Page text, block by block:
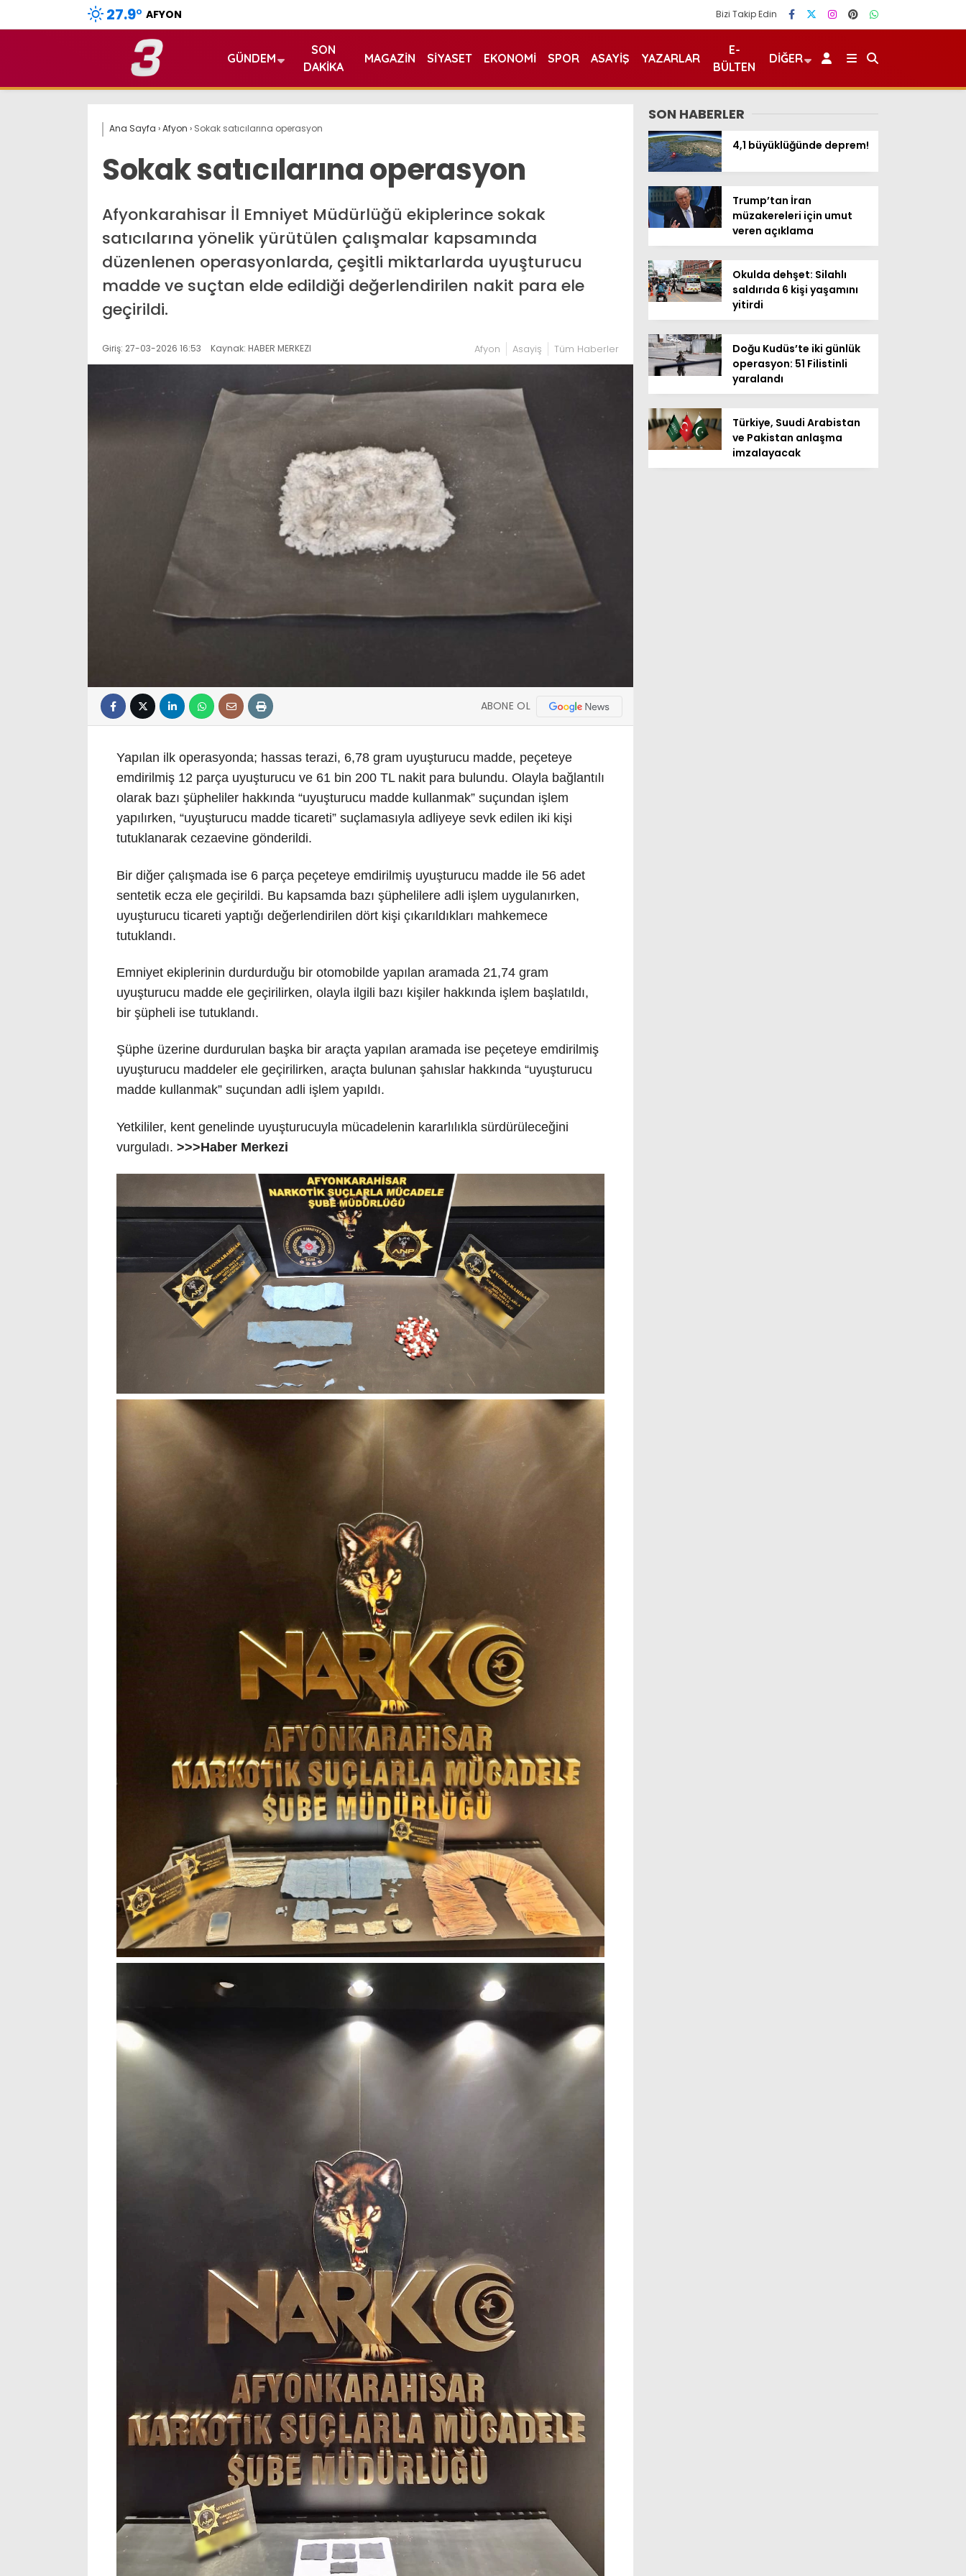
27.9° AFYON Bizi Takip Edin
GÜNDEM
SON
DAKIKA
MAGAZIN SIYASET EKONOMI SPOR ASAYIŞ YAZARLAR
E-
BÜLTEN
DIĞER
Ana Sayfa ›Afyon › Sokak satıcılarına operasyon
Sokak satıcılarına operasyon
Afyonkarahisar İl Emniyet Müdürlüğü ekiplerince sokak
satıcılarına yönelik yürütülen çalışmalar kapsamında
düzenlenen operasyonlarda, çeşitli miktarlarda uyuşturucu
madde ve suçtan elde edildiği değerlendirilen nakit para ele
geçirildi.
Giriş: 27-03-2026 16:53 Kaynak: HABER MERKEZI Afyon Asayiş Tüm Haberler
ABONE OL
Yapılan ilk operasyonda; hassas terazi, 6,78 gram uyuşturucu madde, peçeteye
emdirilmiş 12 parça uyuşturucu ve 61 bin 200 TL nakit para bulundu. Olayla bağlantılı
olarak bazı şüpheliler hakkında “uyuşturucu madde kullanmak” suçundan işlem
yapılırken, “uyuşturucu madde ticareti” suçlamasıyla adliyeye sevk edilen iki kişi
tutuklanarak cezaevine gönderildi.
Bir diğer çalışmada ise 6 parça peçeteye emdirilmiş uyuşturucu madde ile 56 adet
sentetik ecza ele geçirildi. Bu kapsamda bazı şüphelilere adli işlem uygulanırken,
uyuşturucu ticareti yaptığı değerlendirilen dört kişi çıkarıldıkları mahkemece
tutuklandı.
Emniyet ekiplerinin durdurduğu bir otomobilde yapılan aramada 21,74 gram
uyuşturucu madde ele geçirilirken, olayla ilgili bazı kişiler hakkında işlem başlatıldı,
bir şüpheli ise tutuklandı.
Şüphe üzerine durdurulan başka bir araçta yapılan aramada ise peçeteye emdirilmiş
uyuşturucu maddeler ele geçirilirken, araçta bulunan şahıslar hakkında “uyuşturucu
madde kullanmak” suçundan adli işlem yapıldı.
Yetkililer, kent genelinde uyuşturucuyla mücadelenin kararlılıkla sürdürüleceğini
vurguladı. >>>Haber Merkezi
SON HABERLER
4,1 büyüklüğünde deprem!
Trump’tan İran
müzakereleri için umut
veren açıklama
Okulda dehşet: Silahlı
saldırıda 6 kişi yaşamını
yitirdi
Doğu Kudüs’te iki günlük
operasyon: 51 Filistinli
yaralandı
Türkiye, Suudi Arabistan
ve Pakistan anlaşma
imzalayacak